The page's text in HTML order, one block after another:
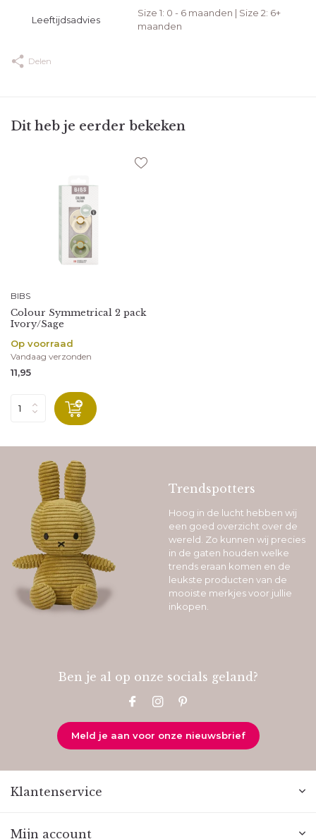
Leeftijdsadvies
Size 1: 0 - 6 maanden | Size 2: 6+
maanden
Delen
Dit heb je eerder bekeken
BIBS
Colour Symmetrical 2 pack
Ivory/Sage
Op voorraad
Vandaag verzonden
11,95
Trendspotters
Hoog in de lucht hebben wij
een goed overzicht over de
wereld. Zo kunnen wij precies
in de gaten houden welke
trends eraan komen en de
leukste producten van de
mooiste merkjes voor jullie
inkopen.
Ben je al op onze socials geland?
Meld je aan voor onze nieuwsbrief
Klantenservice
Mijn account